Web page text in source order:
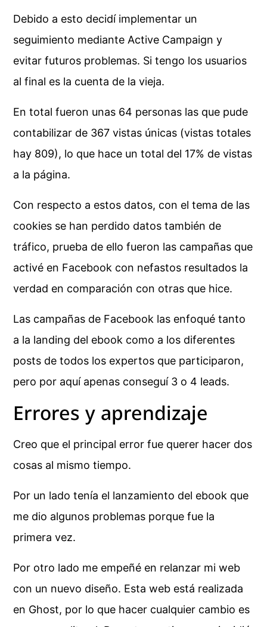
Debido a esto decidí implementar un
seguimiento mediante Active Campaign y
evitar futuros problemas. Si tengo los usuarios
al final es la cuenta de la vieja.
En total fueron unas 64 personas las que pude
contabilizar de 367 vistas únicas (vistas totales
hay 809), lo que hace un total del 17% de vistas
a la página.
Con respecto a estos datos, con el tema de las
cookies se han perdido datos también de
tráfico, prueba de ello fueron las campañas que
activé en Facebook con nefastos resultados la
verdad en comparación con otras que hice.
Las campañas de Facebook las enfoqué tanto
a la landing del ebook como a los diferentes
posts de todos los expertos que participaron,
pero por aquí apenas conseguí 3 o 4 leads.
Errores y aprendizaje
Creo que el principal error fue querer hacer dos
cosas al mismo tiempo.
Por un lado tenía el lanzamiento del ebook que
me dio algunos problemas porque fue la
primera vez.
Por otro lado me empeñé en relanzar mi web
con un nuevo diseño. Esta web está realizada
en Ghost, por lo que hacer cualquier cambio es